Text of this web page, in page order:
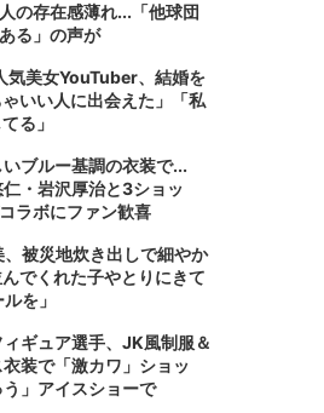
の存在感薄れ...「他球団
る」の声が
気美女YouTuber、結婚を
いい人に出会えた」「私
る」
ブルー基調の衣装で...
仁・岩沢厚治と3ショッ
ラボにファン歓喜
被災地炊き出しで細やか
でくれた子やとりにきて
を」
ィギュア選手、JK風制服＆
装で「激カワ」ショッ
」アイスショーで